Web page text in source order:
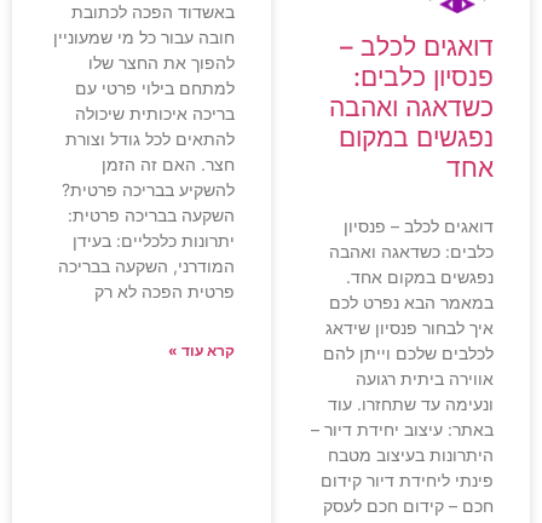
דואגים לכלב –
פנסיון כלבים:
כשדאגה ואהבה
נפגשים במקום
אחד
דואגים לכלב – פנסיון
כלבים: כשדאגה ואהבה
נפגשים במקום אחד.
במאמר הבא נפרט לכם
איך לבחור פנסיון שידאג
לכלבים שלכם וייתן להם
אווירה ביתית רגועה
ונעימה עד שתחזרו. עוד
באתר: עיצוב יחידת דיור –
היתרונות בעיצוב מטבח
פינתי ליחידת דיור קידום
חכם – קידום חכם לעסק
באשדוד הפכה לכתובת
חובה עבור כל מי שמעוניין
להפוך את החצר שלו
למתחם בילוי פרטי עם
בריכה איכותית שיכולה
להתאים לכל גודל וצורת
חצר. האם זה הזמן
להשקיע בבריכה פרטית?
השקעה בבריכה פרטית:
יתרונות כלכליים: בעידן
המודרני, השקעה בבריכה
פרטית הפכה לא רק
קרא עוד »